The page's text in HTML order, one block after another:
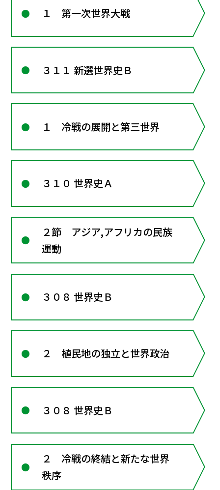
１ 第一次世界大戦
３１１ 新選世界史Ｂ
１ 冷戦の展開と第三世界
３１０ 世界史Ａ
２節 アジア,アフリカの民族
運動
３０８ 世界史Ｂ
２ 植民地の独立と世界政治
３０８ 世界史Ｂ
２ 冷戦の終結と新たな世界
秩序